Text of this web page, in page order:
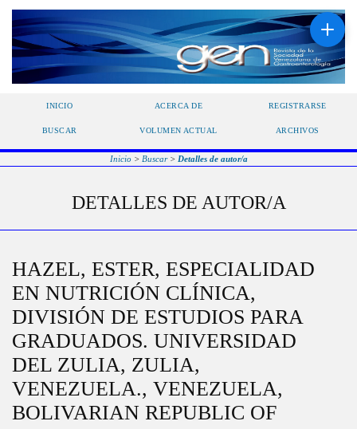
INICIO ACERCA DE REGISTRARSE
BUSCAR VOLUMEN ACTUAL ARCHIVOS
Inicio> Buscar> Detalles de autor/a
DETALLES DE AUTOR/A
HAZEL, ESTER, ESPECIALIDAD
EN NUTRICIÓN CLÍNICA,
DIVISIÓN DE ESTUDIOS PARA
GRADUADOS. UNIVERSIDAD
DEL ZULIA, ZULIA,
VENEZUELA., VENEZUELA,
BOLIVARIAN REPUBLIC OF